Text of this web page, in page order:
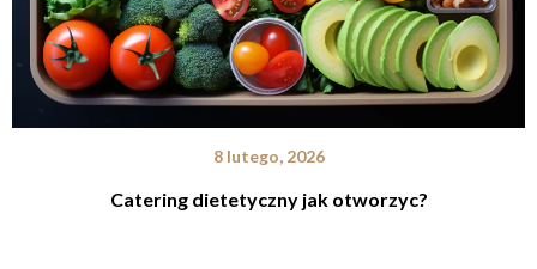
8 lutego, 2026
Catering dietetyczny jak otworzyc?